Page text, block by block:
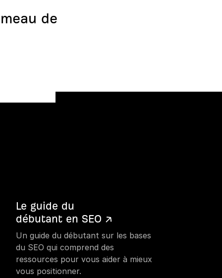
de
Le guide du
débutant en SEO ↗
Un guide du débutant sur les bases
du SEO qui comprend des
ressources pour vous aider à mieux
vous positionner.